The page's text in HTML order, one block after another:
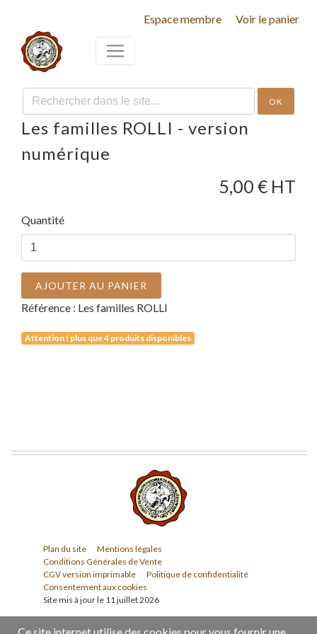
Espace membre Voir le panier
OK
Les familles ROLLI - version
numérique
5,00 € HT
Quantité
AJOUTER AU PANIER
Référence : Les familles ROLLI
Attention ! plus que 4 produits disponibles
Plan du site
Mentions légales
Conditions Générales de Vente
CGV version imprimable
Politique de confidentialité
Consentement aux cookies
Site mis à jour le 11 juillet 2026